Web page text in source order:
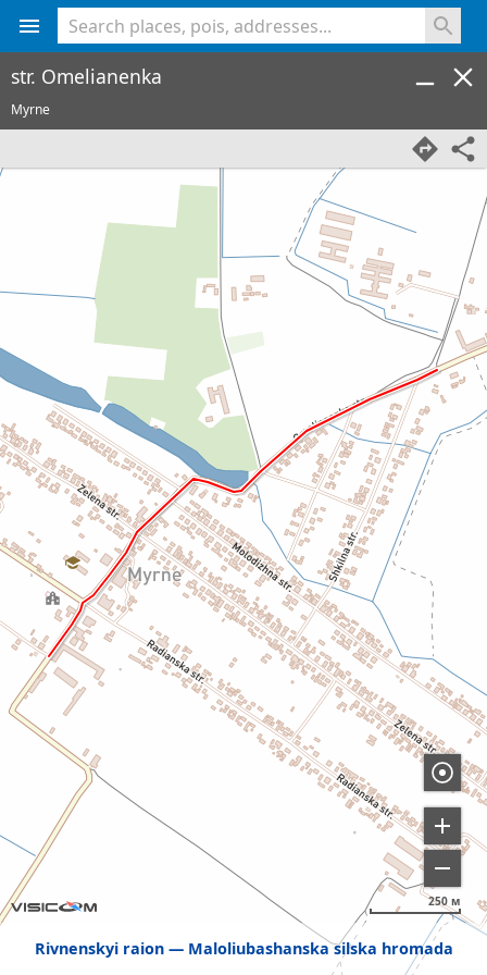
Rivnenskyi raion Maloliubashanska silska hromada
250 м
str. Omelianenka
Myrne
<% console.log(hcard) %>